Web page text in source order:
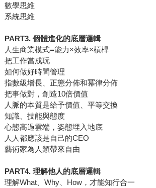
數學思維
系統思維
PART3. 個體進化的底層邏輯
人生商業模式=能力×效率×槓桿
把工作當成玩
如何做好時間管理
指數級增長、正態分佈和冪律分佈
把事做對，創造10倍價值
人脈的本質是給予價值、平等交換
知識、技能與態度
心態高過雲端，姿態埋入地底
人人都應該是自己的CEO
藝術家為人類帶來自由
PART4. 理解他人的底層邏輯
理解What、Why、How，才能知行合一